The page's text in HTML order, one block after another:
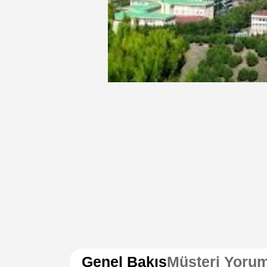
Genel BakışMüşteri